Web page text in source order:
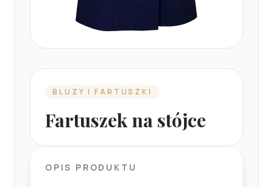
BLUZY I FARTUSZKI
Fartuszek na stójce
OPIS PRODUKTU